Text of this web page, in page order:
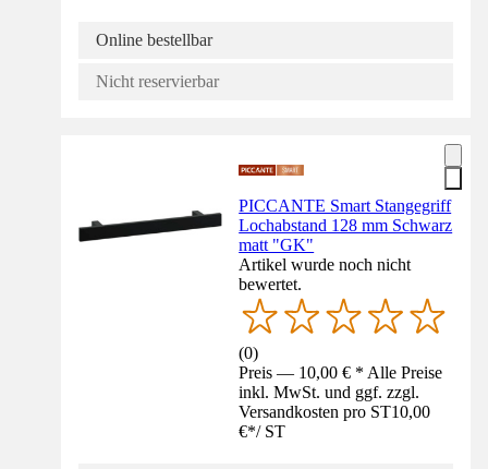
Online bestellbar
Nicht reservierbar
PICCANTE Smart Stangegriff
Lochabstand 128 mm Schwarz
matt "GK"
Artikel wurde noch nicht
bewertet.
(0)
Preis — 10,00 € * Alle Preise
inkl. MwSt. und ggf. zzgl.
Versandkosten pro ST10,00
€*/ ST